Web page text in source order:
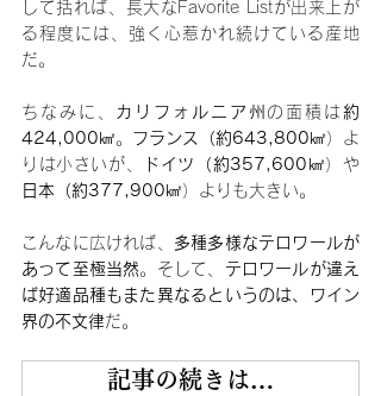
して括れば、長大なFavorite Listが出来上が
る程度には、強く心惹かれ続けている産地
だ。
ちなみに、 カリフォルニア州 の面積は約
424,000 ㎢。 フランス（約643,800 ㎢）よ
りは小さいが、
ドイツ（約357,600 ㎢）や
日本（約377,900 ㎢）よりも大きい。
こんなに広ければ、 多種多様なテロワールが
あって至極当然。そして、
テロワールが違え
ば好適品種もまた異なるというのは、ワイン
界の不文律だ。
記事の続きは…